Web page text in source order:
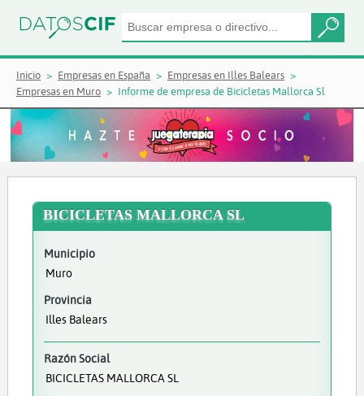
Inicio Empresas en España
Empresas en Illes Balears
Empresas en Muro
Informe de empresa de Bicicletas Mallorca Sl
BICICLETAS MALLORCA SL
Municipio
Muro
Provincia
Illes Balears
Razón Social
BICICLETAS MALLORCA SL